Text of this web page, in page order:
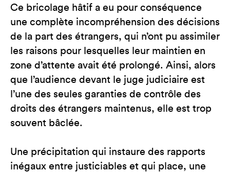
Ce bricolage hâtif a eu pour conséquence
une complète incompréhension des décisions
de la part des étrangers, qui n’ont pu assimiler
les raisons pour lesquelles leur maintien en
zone d’attente avait été prolongé. Ainsi, alors
que l’audience devant le juge judiciaire est
l’une des seules garanties de contrôle des
droits des étrangers maintenus, elle est trop
souvent bâclée.
Une précipitation qui instaure des rapports
inégaux entre justiciables et qui place, une